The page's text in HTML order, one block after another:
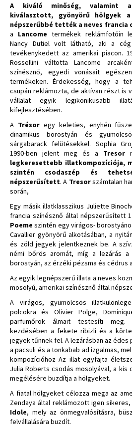
A kiváló minőség, valamint a
kiválasztott, gyönyörű hölgyek a
népszerűbbé tették a neves francia
a Lancome termékek reklámfotóin
Nancy Dutiel volt látható, aki a
tevékenykedett az amerikai piacon.
Rossellini váltotta Lancome
színésznő, egyedi vonásait
termékeken. Érdekesség, hogy a
csupán reklámozta, de aktívan részt is
vállalat egyik legikonikusabb
kifejlesztésében.
A Trésoregy keleties, enyhén
dinamikus borostyán és
sárgabarack felütésekkel. Sophia
1990-ben jelent meg és a Tresor
legkeresettebb illatkompozíciója,
szintén csodaszép és
népszerűsített. A Tresorszámtalan
során,
Egy másik illatklasszikus Juliette
francia színésznő által népszerűsített
Poemeszintén egy virágos-
Cavallier gyönyörű alkotásában, a
és zöld jegyek jelentkeznek be. A
némi bőrös aromát, míg a lezárás a
borostyán, az érzéki pézsma és cédrus
Az egyik legnépszerű illata a neves
mosolyú, amerikai színésznő által
A virágos, gyümölcsös
polcokra és Olivier Polge,
parfümőrök álmait testesíti meg.
kezdésében a fekete ribizli és a
jegyek tűnnek fel. A lezárásban az édes
a pacsuli és a tonkabab ad izgalmas,
kompozícióhoz Az illat egyfajta
Julia Roberts csodás mosolyával, a kis
megélésére buzdítja a hölgyeket.
A fiatal hölgyeket célozza mega az
Zendaya által reklámozott igen
Idole, mely az önmegvalósításra,
felvállalására buzdít.